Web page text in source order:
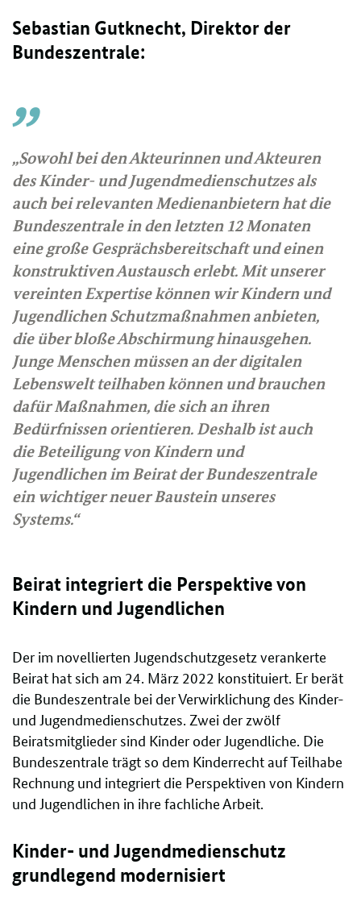
Sebastian Gutknecht, Direktor der
Bundeszentrale:
„Sowohl bei den Akteurinnen und Akteuren
des Kinder- und Jugendmedienschutzes als
auch bei relevanten Medienanbietern hat die
Bundeszentrale in den letzten 12 Monaten
eine große Gesprächsbereitschaft und einen
konstruktiven Austausch erlebt. Mit unserer
vereinten Expertise können wir Kindern und
Jugendlichen Schutzmaßnahmen anbieten,
die über bloße Abschirmung hinausgehen.
Junge Menschen müssen an der digitalen
Lebenswelt teilhaben können und brauchen
dafür Maßnahmen, die sich an ihren
Bedürfnissen orientieren. Deshalb ist auch
die Beteiligung von Kindern und
Jugendlichen im Beirat der Bundeszentrale
ein wichtiger neuer Baustein unseres
Systems.“
Beirat integriert die Perspektive von
Kindern und Jugendlichen
Der im novellierten Jugendschutzgesetz verankerte
Beirat hat sich am 24. März 2022 konstituiert. Er berät
die Bundeszentrale bei der Verwirklichung des Kinder-
und Jugendmedienschutzes. Zwei der zwölf
Beiratsmitglieder sind Kinder oder Jugendliche. Die
Bundeszentrale trägt so dem Kinderrecht auf Teilhabe
Rechnung und integriert die Perspektiven von Kindern
und Jugendlichen in ihre fachliche Arbeit.
Kinder- und Jugendmedienschutz
grundlegend modernisiert